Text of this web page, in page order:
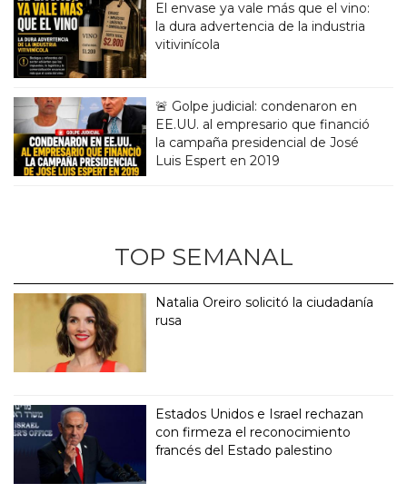
El envase ya vale más que el vino:
la dura advertencia de la industria
vitivinícola
🚨 Golpe judicial: condenaron en
EE.UU. al empresario que financió
la campaña presidencial de José
Luis Espert en 2019
TOP SEMANAL
Natalia Oreiro solicitó la ciudadanía
rusa
Estados Unidos e Israel rechazan
con firmeza el reconocimiento
francés del Estado palestino